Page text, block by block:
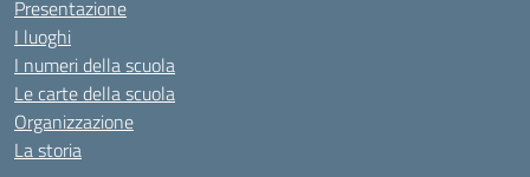
Presentazione
I luoghi
I numeri della scuola
Le carte della scuola
Organizzazione
La storia